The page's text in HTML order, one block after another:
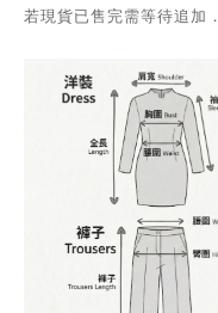
若現貨已售完需等待追加